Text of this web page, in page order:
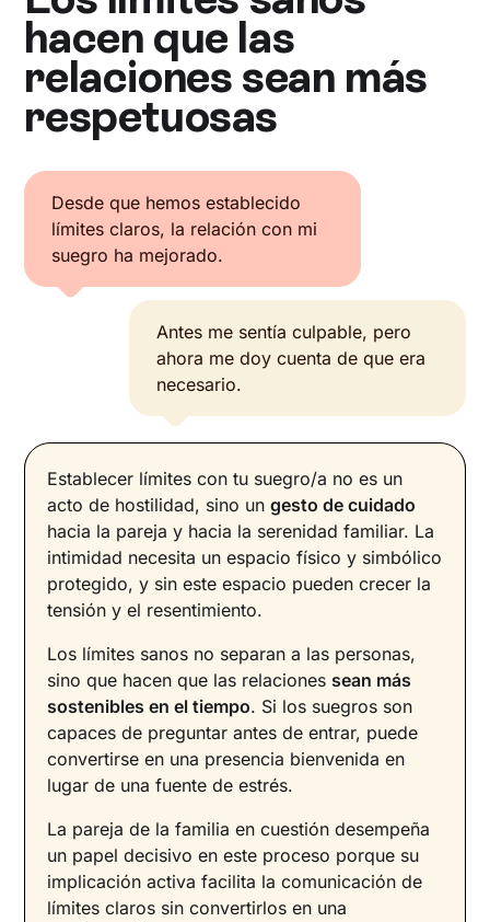
hacen que las
relaciones sean más
respetuosas
Desde que hemos establecido
límites claros, la relación con mi
suegro ha mejorado.
Antes me sentía culpable, pero
ahora me doy cuenta de que era
necesario.
Establecer límites con tu suegro/a no es un
acto de hostilidad, sino ungesto de cuidado
hacia la pareja y hacia la serenidad familiar. La
intimidad necesita un espacio físico y simbólico
protegido, y sin este espacio pueden crecer la
tensión y el resentimiento.
Los límites sanos no separan a las personas,
sino que hacen que las relaciones sean más
sostenibles en el tiempo. Si los suegros son
capaces de preguntar antes de entrar, puede
convertirse en una presencia bienvenida en
lugar de una fuente de estrés.
La pareja de la familia en cuestión desempeña
un papel decisivo en este proceso porque su
implicación activa facilita la comunicación de
límites claros sin convertirlos en una